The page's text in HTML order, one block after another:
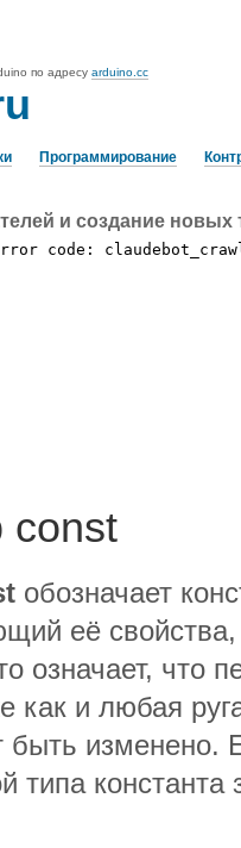
по адресу arduino.cc
Программирование
и создание
const
обозначает
её
означает, что
как и любая
быть изменено.
типа